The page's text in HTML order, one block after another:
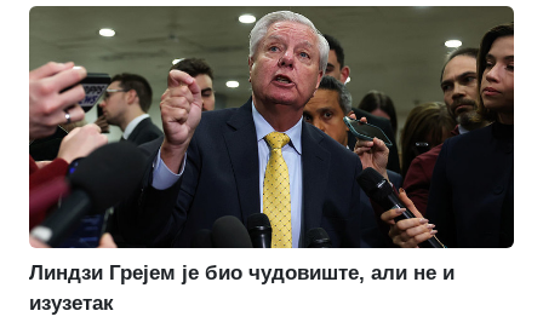
Линдзи Грејем је био чудовиште, али не и
изузетак